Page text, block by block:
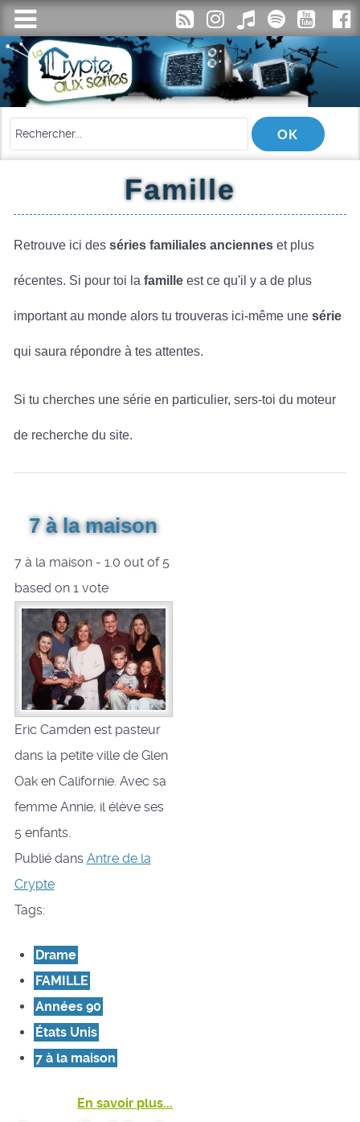
Famille
Retrouve ici des séries familiales ancienneset plus
récentes. Si pour toi la familleest ce qu'il y a de plus
important au monde alors tu trouveras ici-même une série
qui saura répondre à tes attentes.
Si tu cherches une série en particulier, sers-toi du moteur
de recherche du site.
7 à la maison
7 à la maison- 1.0 out of 5
based on 1vote
Eric Camden est pasteur
dans la petite ville de Glen
Oak en Californie. Avec sa
femme Annie, il élève ses
5 enfants.
Publié dans Antre de la
Crypte
Tags:
Drame
FAMILLE
Années 90
États Unis
7 à la maison
En savoir plus...